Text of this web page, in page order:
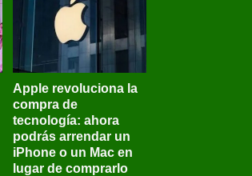
Apple revoluciona la
compra de
tecnología: ahora
podrás arrendar un
iPhone o un Mac en
lugar de comprarlo